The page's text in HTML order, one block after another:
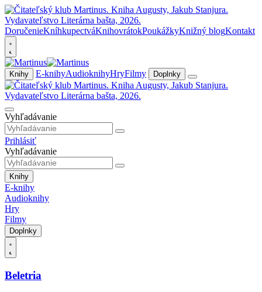
DoručenieKníhkupectváKnihovrátokPoukážkyKnižný blogKontakt
Knihy E-knihyAudioknihyHryFilmy Doplnky
Vyhľadávanie
Prihlásiť
Vyhľadávanie
Knihy
E-knihy
Audioknihy
Hry
Filmy
Doplnky
Beletria